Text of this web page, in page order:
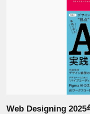
Web Designing 2025